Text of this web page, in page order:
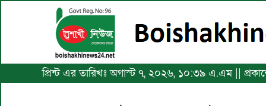
প্রিন্ট এর তারিখঃ অগাস্ট ৭, ২০২৬, ১০:৩৯ এ.এম ||